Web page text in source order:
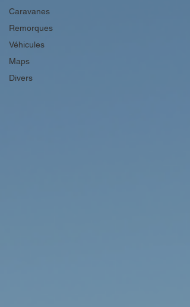
Caravanes
Remorques
Véhicules
Maps
Divers